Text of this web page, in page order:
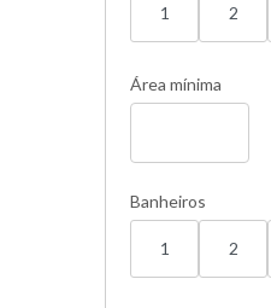
1 2
Área mínima
Banheiros
1 2